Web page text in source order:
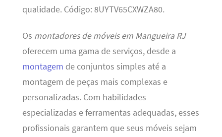
qualidade. Código: 8UYTV65CXWZA80.
Os montadores de móveis em Mangueira RJ
oferecem uma gama de serviços, desde a
montagem de conjuntos simples até a
montagem de peças mais complexas e
personalizadas. Com habilidades
especializadas e ferramentas adequadas, esses
profissionais garantem que seus móveis sejam